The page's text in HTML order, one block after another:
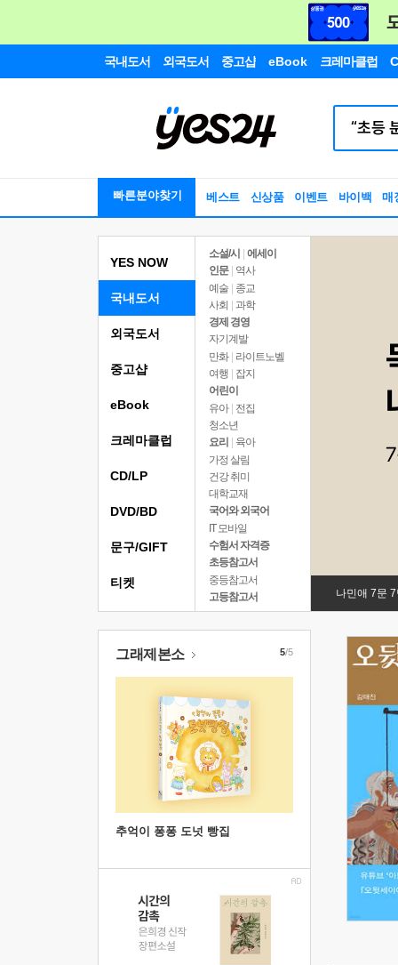
국내도서 외국도서 중고샵 eBook 크레마클럽
빠른분야찾기 베스트 신상품 이벤트 바이백 매
YES NOW
국내도서
소설/시
에세이
인문
역사
예술 | 종교
사회 | 과학
경제 경영
자기계발
만화 | 라이트노벨
여행
잡지
어린이
유아 | 전집
청소년
요리
육아
가정 살림
건강 취미
대학교재
국어와 외국어
IT 모바일
수험서 자격증
초등참고서
중등참고서
고등참고서
나민애 7문
외국도서
중고샵
eBook
크레마클럽
CD/LP
DVD/BD
문구/GIFT
티켓
그래제본소
추억이 퐁퐁 도넛 빵집
5/5